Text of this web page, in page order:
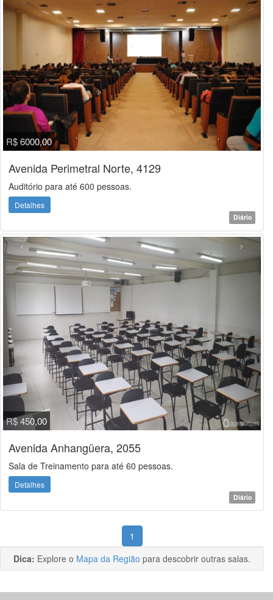
R$ 6000,00
Avenida Perimetral Norte, 4129
Auditório para até 600 pessoas.
Detalhes
Diário
R$ 450,00
‹ ›
Avenida Anhangüera, 2055
Sala de Treinamento para até 60 pessoas.
Detalhes
Diário
1
Dica: Explore o Mapa da Região para descobrir outras salas.